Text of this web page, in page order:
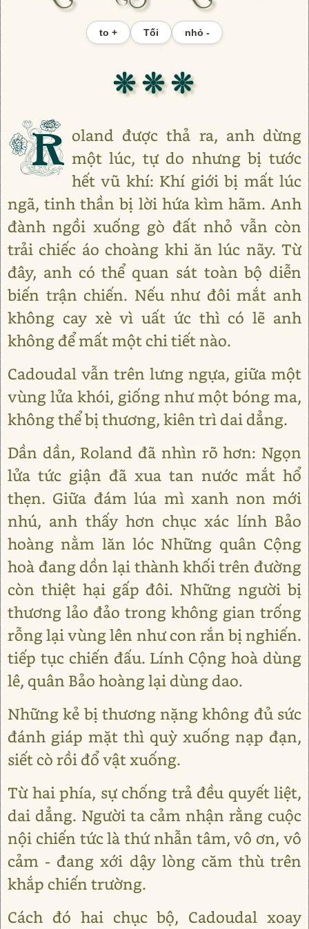
to + Tối nhỏ -
❊ ❊ ❊
R oland được thả ra, anh dừng
một lúc, tự do nhưng bị tước
hết vũ khí: Khí giới bị mất lúc
ngã, tinh thần bị lời hứa kìm hãm. Anh
đành ngồi xuống gò đất nhỏ vẫn còn
trải chiếc áo choàng khi ăn lúc nãy. Từ
đây, anh có thể quan sát toàn bộ diễn
biến trận chiến. Nếu như đôi mắt anh
không cay xè vì uất ức thì có lẽ anh
không để mất một chi tiết nào.
Cadoudal vẫn trên lưng ngựa, giữa một
vùng lửa khói, giống như một bóng ma,
không thể bị thương, kiên trì dai dẳng.
Dần dần, Roland đã nhìn rõ hơn: Ngọn
lửa tức giận đã xua tan nước mắt hổ
thẹn. Giữa đám lúa mì xanh non mới
nhú, anh thấy hơn chục xác lính Bảo
hoàng nằm lăn lóc Những quân Cộng
hoà đang dồn lại thành khối trên đường
còn thiệt hại gấp đôi. Những người bị
thương lảo đảo trong không gian trống
rỗng lại vùng lên như con rắn bị nghiến.
tiếp tục chiến đấu. Lính Cộng hoà dùng
lê, quân Bảo hoàng lại dùng dao.
Những kẻ bị thương nặng không đủ sức
đánh giáp mặt thì quỳ xuống nạp đạn,
siết cò rồi đổ vật xuống.
Từ hai phía, sự chống trả đều quyết liệt,
dai dẳng. Người ta cảm nhận rằng cuộc
nội chiến tức là thứ nhẫn tâm, vô ơn, vô
cảm - đang xới dậy lòng căm thù trên
khắp chiến trường.
Cách đó hai chục bộ, Cadoudal xoay